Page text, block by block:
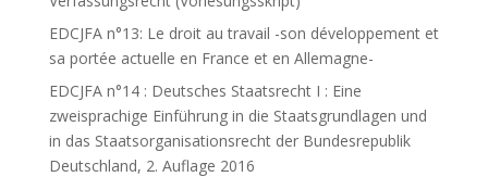
EDCJFA n°13: Le droit au travail -son développement et
sa portée actuelle en France et en Allemagne-
EDCJFA n°14 : Deutsches Staatsrecht I : Eine
zweisprachige Einführung in die Staatsgrundlagen und
in das Staatsorganisationsrecht der Bundesrepublik
Deutschland, 2. Auflage 2016